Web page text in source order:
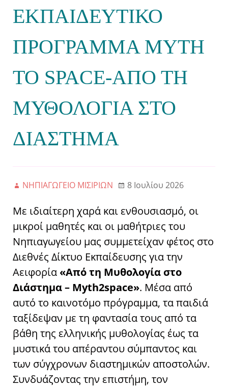
ΕΚΠΑΙΔΕΥΤΙΚΟ
ΠΡΟΓΡΑΜΜΑ MYTH
TO SPACE-ΑΠΟ ΤΗ
ΜΥΘΟΛΟΓΙΑ ΣΤΟ
ΔΙΑΣΤΗΜΑ
ΝΗΠΙΑΓΩΓΕΙΟ ΜΙΣΙΡΙΩΝ 8 Ιουλίου 2026
Με ιδιαίτερη χαρά και ενθουσιασμό, οι
μικροί μαθητές και οι μαθήτριες του
Νηπιαγωγείου μας συμμετείχαν φέτος στο
Διεθνές Δίκτυο Εκπαίδευσης για την
Αειφορία«Από τη Μυθολογία στο
Διάστημα – Myth2space». Μέσα από
αυτό το καινοτόμο πρόγραμμα, τα παιδιά
ταξίδεψαν με τη φαντασία τους από τα
βάθη της ελληνικής μυθολογίας έως τα
μυστικά του απέραντου σύμπαντος και
των σύγχρονων διαστημικών αποστολών.
Συνδυάζοντας την επιστήμη, τον